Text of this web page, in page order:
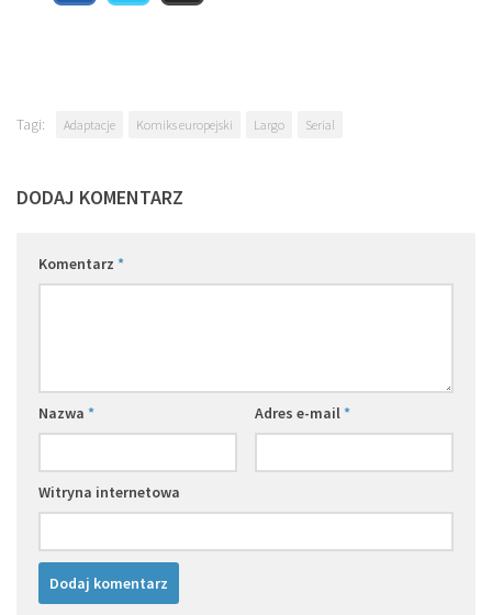
Tagi: Adaptacje Komiks europejski Largo Serial
DODAJ KOMENTARZ
Komentarz *
Nazwa * Adres e-mail*
Witryna internetowa